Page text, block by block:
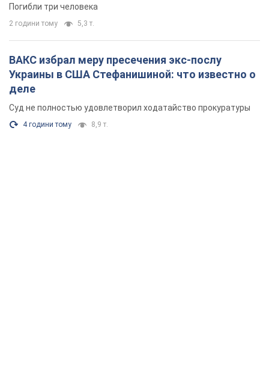
Погибли три человека
2 години тому 5,3 т.
ВАКС избрал меру пресечения экс-послу
Украины в США Стефанишиной: что известно о
деле
Суд не полностью удовлетворил ходатайство прокуратуры
4 години тому 8,9 т.